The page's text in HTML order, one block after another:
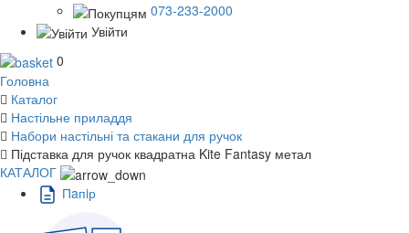
073-233-2000
Увійти
0
Головна
Каталог
Настільне приладдя
Набори настільні та стакани для ручок
Підставка для ручок квадратна Kite Fantasy метал
КАТАЛОГ
Пaпiр